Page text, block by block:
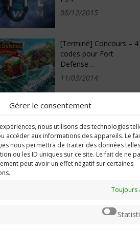
Gérer le consentement
nous utilisons des technologies
accéder aux informations des appareils. Le
nous permettra de traiter des données
ou les ID uniques sur ce site. Le fait de ne
peut avoir un effet négatif sur certaines
Toujours
08/12/2015
[Terminé] Concours – 4
codes pour Fort
Defense…
11/03/2014
site traitant de
vidéo. Toute
ou complète
préalable est
DERNIERS
en